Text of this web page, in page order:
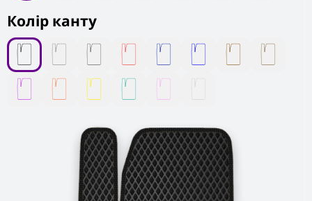
Колір канту